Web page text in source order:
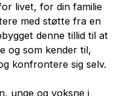
livet, for din familie
med støtte fra en
denne tillid til at
og som kender til,
konfrontere sig selv.
unge og voksne i